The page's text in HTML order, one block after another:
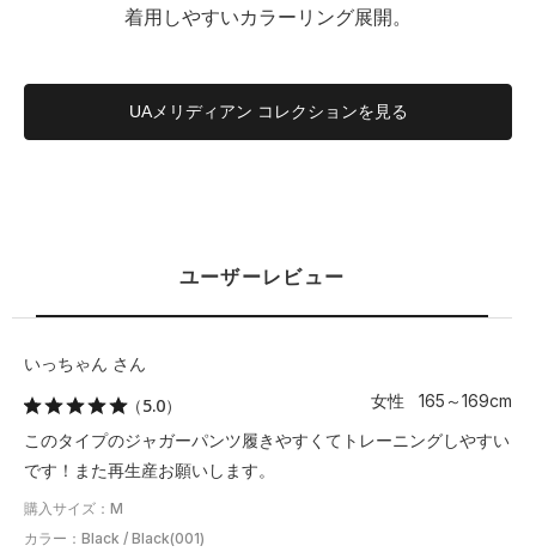
着用しやすいカラーリング展開。
UAメリディアン コレクションを見る
ユーザーレビュー
いっちゃん さん
（5.0）
女性 165～169cm
このタイプのジャガーパンツ履きやすくてトレーニングしやすい
です！また再生産お願いします。
購入サイズ：M
カラー：Black / Black(001)